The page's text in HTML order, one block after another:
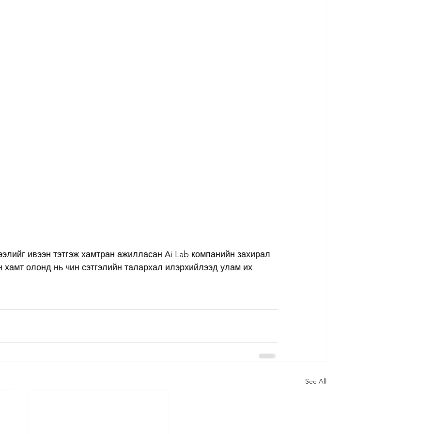
ивээн тэтгэж хамтран ажилласан Аi Lab компанийн захирал
олонд нь чин сэтгэлийн талархал илэрхийлээд улам их
See All